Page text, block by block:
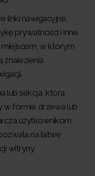
linki nawigacyjne,
prywatności i inne
w którym
znalezienia
lub sekcja, która
w formie drzewa lub
użytkownikom
na łatwe
witryny.